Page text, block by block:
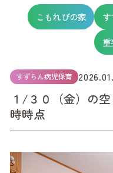
こもれびの家
すずらん病児保育
１/３０（金）の
時時点